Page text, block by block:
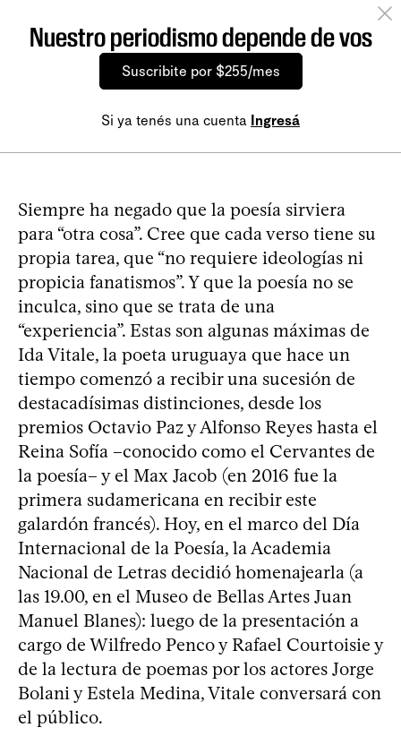
Nuestro periodismo depende de vos
Suscribite por $255/mes
Si ya tenés una cuenta Ingresá
Siempre ha negado que la poesía sirviera
para “otra cosa”. Cree que cada verso tiene su
propia tarea, que “no requiere ideologías ni
propicia fanatismos”. Y que la poesía no se
inculca, sino que se trata de una
“experiencia”. Estas son algunas máximas de
Ida Vitale, la poeta uruguaya que hace un
tiempo comenzó a recibir una sucesión de
destacadísimas distinciones, desde los
premios Octavio Paz y Alfonso Reyes hasta el
Reina Sofía –conocido como el Cervantes de
la poesía– y el Max Jacob (en 2016 fue la
primera sudamericana en recibir este
galardón francés). Hoy, en el marco del Día
Internacional de la Poesía, la Academia
Nacional de Letras decidió homenajearla (a
las 19.00, en el Museo de Bellas Artes Juan
Manuel Blanes): luego de la presentación a
cargo de Wilfredo Penco y Rafael Courtoisie y
de la lectura de poemas por los actores Jorge
Bolani y Estela Medina, Vitale conversará con
el público.